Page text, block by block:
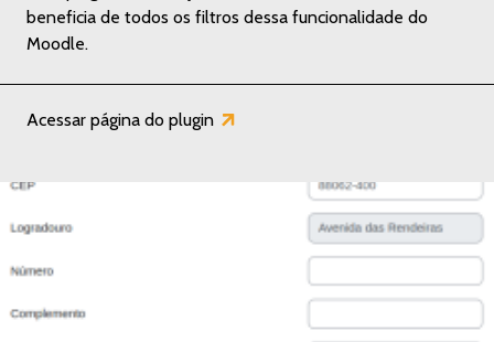
beneficia de todos os filtros dessa funcionalidade do
Moodle.
Acessar página do plugin